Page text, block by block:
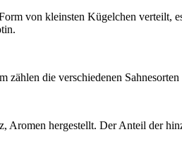
von kleinsten Kügelchen verteilt,
die verschiedenen Sahnesorten
hergestellt. Der Anteil der